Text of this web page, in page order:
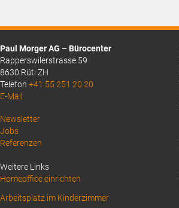
Paul Morger AG – Bürocenter
Rapperswilerstrasse 59
8630 Rüti ZH
Telefon +41 55 251 20 20
E-Mail
Above
Footer
Newsletter
Jobs
Referenzen
Weitere Links
Homeoffice einrichten
Arbeitsplatz im Kinderzimmer